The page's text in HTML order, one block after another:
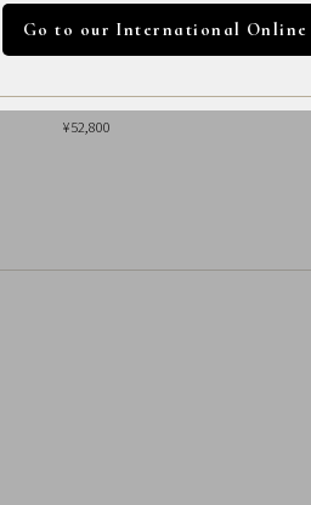
K10 ベーシックワイドフープピアス( YG)
¥52,800
Go to our International Online